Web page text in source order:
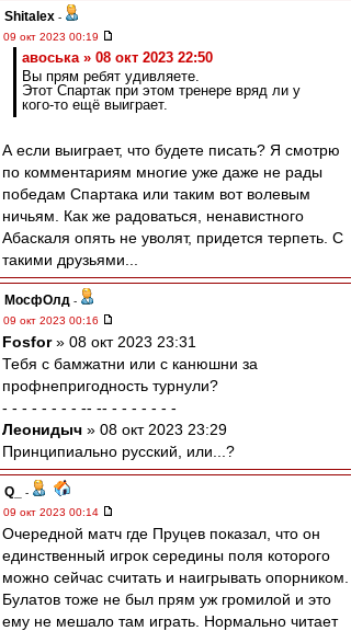
Shitalex -
09 окт 2023 00:19
авоська » 08 окт 2023 22:50
Вы прям ребят удивляете.
Этот Спартак при этом тренере вряд ли у
кого-то ещё выиграет.
А если выиграет, что будете писать? Я смотрю
по комментариям многие уже даже не рады
победам Спартака или таким вот волевым
ничьям. Как же радоваться, ненавистного
Абаскаля опять не уволят, придется терпеть. С
такими друзьями...
МосфОлд -
09 окт 2023 00:16
Fosfor» 08 окт 2023 23:31
Тебя с бамжатни или с канюшни за
профнепригодность турнули?
- - - - - - - - -- -- - - - - - - -
Леонидыч » 08 окт 2023 23:29
Принципиально русский, или...?
Q_
-
09 окт 2023 00:14
Очередной матч где Пруцев показал, что он
единственный игрок середины поля которого
можно сейчас считать и наигрывать опорником.
Булатов тоже не был прям уж громилой и это
ему не мешало там играть. Нормально читает